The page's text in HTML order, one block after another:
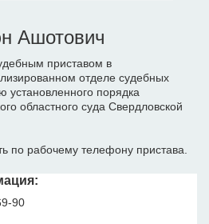
Ашотович
приставом в
отделе судебных
установленного порядка
областного суда Свердловской
по рабочему телефону пристава.
90